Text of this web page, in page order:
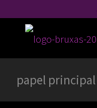
papel principal